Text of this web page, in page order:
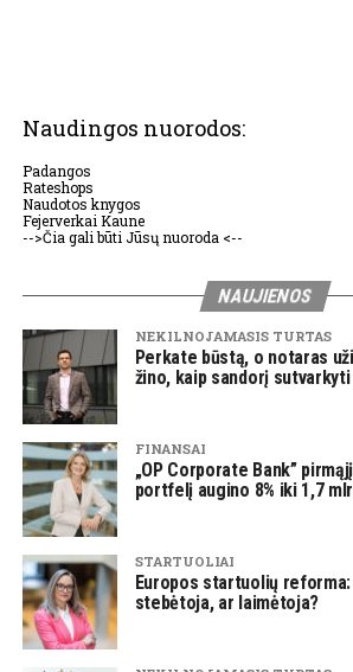
Naudingos nuorodos:
Padangos
Rateshops
Naudotos knygos
Fejerverkai Kaune
-->Čia gali būti Jūsų nuoroda <--
NAUJIENOS
NEKILNOJAMASIS TURTAS
Perkate būstą, o notaras
žino, kaip sandorį
FINANSAI
„OP Corporate Bank”
portfelį augino 8% iki 1,7
STARTUOLIAI
Europos startuolių
stebėtoja, ar laimėtoja?